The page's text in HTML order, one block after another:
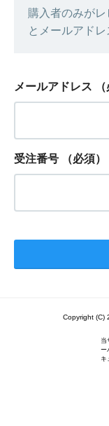
購入者のみが
とメールアドレ
メールアドレス
受注番号 （必須）
Copyright (C)
当
ー
キ